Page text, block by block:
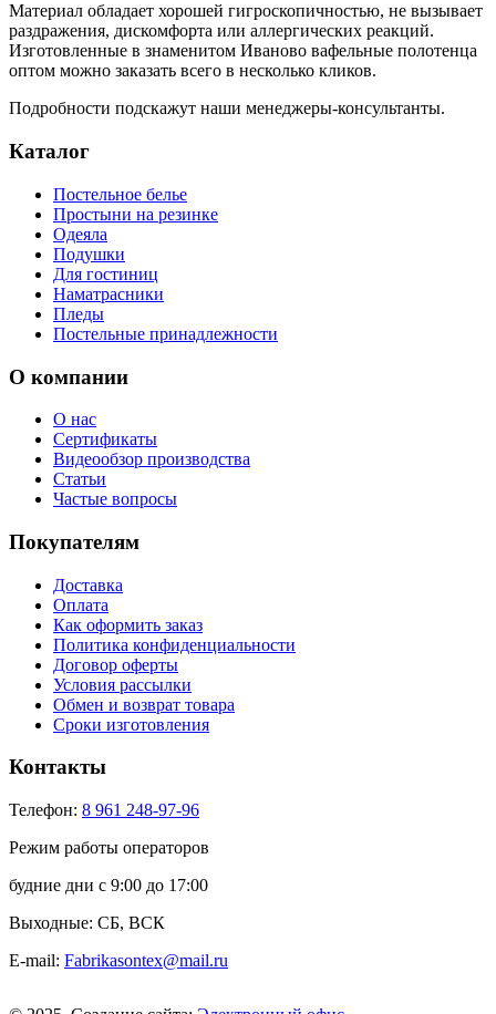
Материал обладает хорошей гигроскопичностью, не вызывает
раздражения, дискомфорта или аллергических реакций.
Изготовленные в знаменитом Иваново вафельные полотенца
оптом можно заказать всего в несколько кликов.
Подробности подскажут наши менеджеры-консультанты.
Каталог
Постельное белье
Простыни на резинке
Одеяла
Подушки
Для гостиниц
Наматрасники
Пледы
Постельные принадлежности
О компании
О нас
Сертификаты
Видеообзор производства
Статьи
Частые вопросы
Покупателям
Доставка
Оплата
Как оформить заказ
Политика конфиденциальности
Договор оферты
Условия рассылки
Обмен и возврат товара
Сроки изготовления
Контакты
Телефон: 8 961 248-97-96
Режим работы операторов
будние дни с 9:00 до 17:00
Выходные: СБ, ВСК
E-mail: Fabrikasontex@mail.ru